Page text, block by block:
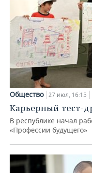
Общество 27 июл, 16:15
Карьерный тест-
В республике начал
«Профессии будущего»